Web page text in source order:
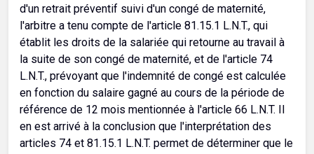
d'un retrait préventif suivi d'un congé de maternité,
l'arbitre a tenu compte de l'article 81.15.1 L.N.T., qui
établit les droits de la salariée qui retourne au travail à
la suite de son congé de maternité, et de l'article 74
L.N.T., prévoyant que l'indemnité de congé est calculée
en fonction du salaire gagné au cours de la période de
référence de 12 mois mentionnée à l'article 66 L.N.T. Il
en est arrivé à la conclusion que l'interprétation des
articles 74 et 81.15.1 L.N.T. permet de déterminer que le